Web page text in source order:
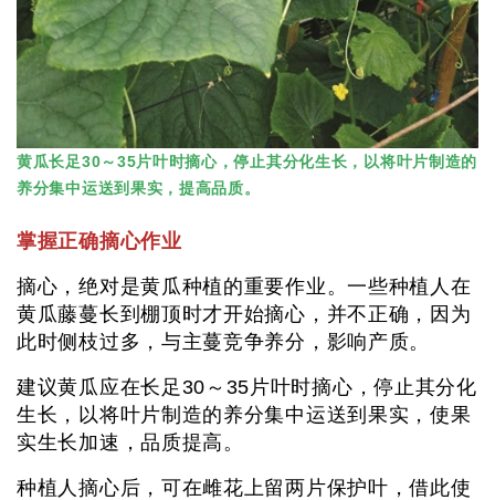
黄瓜长足30～35片叶时摘心，停止其分化生长，以将叶片制造的
养分集中运送到果实，提高品质。
掌握正确摘心作业
摘心，绝对是黄瓜种植的重要作业。一些种植人在
黄瓜藤蔓长到棚顶时才开始摘心，并不正确，因为
此时侧枝过多，与主蔓竞争养分，影响产质。
建议黄瓜应在长足30～35片叶时摘心，停止其分化
生长，以将叶片制造的养分集中运送到果实，使果
实生长加速，品质提高。
种植人摘心后，可在雌花上留两片保护叶，借此使